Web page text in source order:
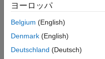
Public Methods to
Utility Functions
ヨーロッパ
Belgium (English)
Denmark (English)
Deutschland (Deutsch)